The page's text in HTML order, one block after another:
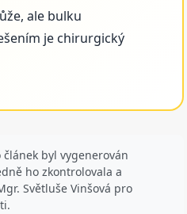
ale bulku
je chirurgický
článek byl vygenerován
ho zkontrolovala a
Světluše Vinšová pro